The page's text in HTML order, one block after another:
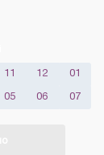
11 12 01
05 06 07